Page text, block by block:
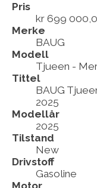
Pris
kr 699
Merke
BAUG
Modell
Tjueen -
Tittel
BAUG
2025
Modellår
2025
Tilstand
New
Drivstoff
Gasoline